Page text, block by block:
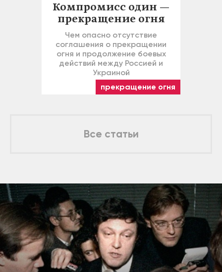
Компромисс один —
прекращение огня
Чем опасно отсутствие
соглашения о прекращении
огня и продолжение боевых
действий между Россией и
Украиной
прекращение огня
Все статьи